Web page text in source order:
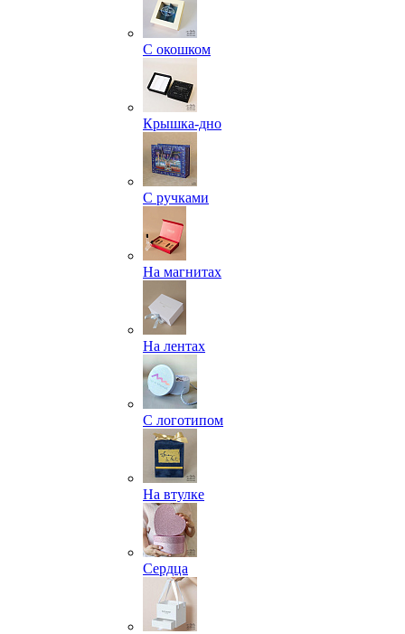
С окошком
Крышка-дно
С ручками
На магнитах
На лентах
С логотипом
На втулке
Сердца